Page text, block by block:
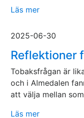
Läs mer
2025-06-30
Reflektioner
Tobaksfrågan är
och i Almedalen
att välja mellan
Läs mer